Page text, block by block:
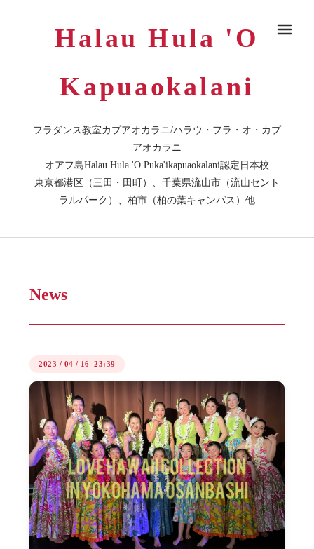
Halau Hula 'O
Kapuaokalani
フラダンス教室カプアオカラニ/ハラウ・フラ・オ・カプ
アオカラニ
オアフ島Halau Hula 'O Puka'ikapuaokalani認定日本校
東京都港区（三田・田町）、千葉県流山市（流山セント
ラルパーク）、柏市（柏の葉キャンパス）他
News
2023 / 04 / 16 23:39